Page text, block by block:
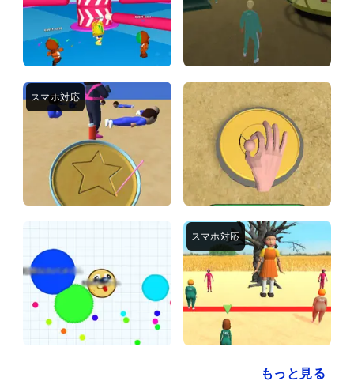
もっと見る